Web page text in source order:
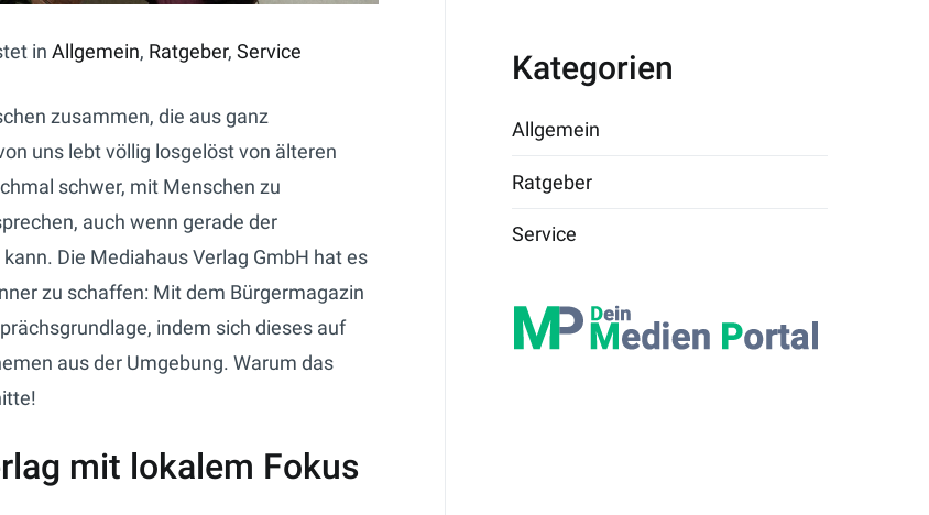
in Allgemein, Ratgeber, Service
zusammen, die aus ganz
uns lebt völlig losgelöst von älteren
schwer, mit Menschen zu
auch wenn gerade der
Die Mediahaus Verlag GmbH hat es
zu schaffen: Mit dem Bürgermagazin
indem sich dieses auf
aus der Umgebung. Warum das
mit lokalem Fokus
Kategorien
Allgemein
Ratgeber
Service